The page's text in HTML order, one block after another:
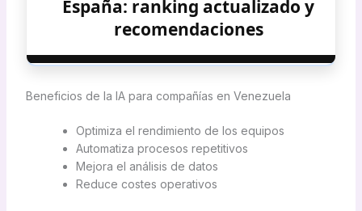
España: ranking actualizado y
recomendaciones
Beneficios de la IA para compañías en Venezuela
Optimiza el rendimiento de los equipos
Automatiza procesos repetitivos
Mejora el análisis de datos
Reduce costes operativos